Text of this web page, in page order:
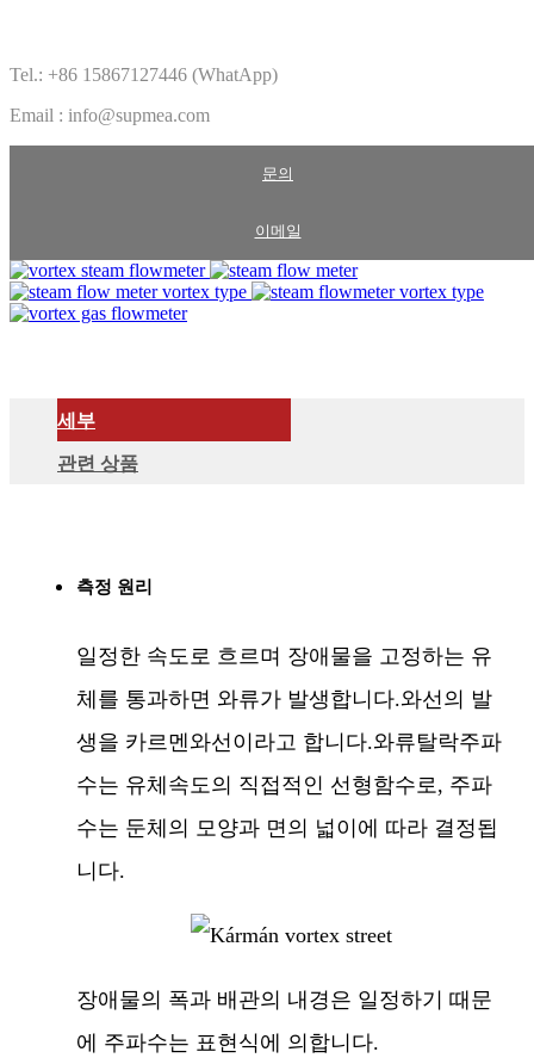
Tel.: +86 15867127446 (WhatApp)
Email : info@supmea.com
문의
이메일
세부
관련 상품
측정 원리
일정한 속도로 흐르며 장애물을 고정하는 유
체를 통과하면 와류가 발생합니다.와선의 발
생을 카르멘와선이라고 합니다.와류탈락주파
수는 유체속도의 직접적인 선형함수로, 주파
수는 둔체의 모양과 면의 넓이에 따라 결정됩
니다.
장애물의 폭과 배관의 내경은 일정하기 때문
에 주파수는 표현식에 의합니다.